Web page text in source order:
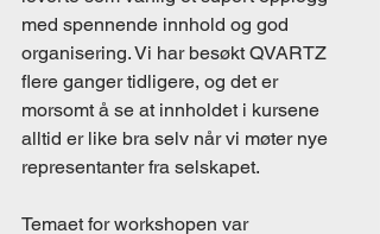
med spennende innhold og god
organisering. Vi har besøkt QVARTZ
flere ganger tidligere, og det er
morsomt å se at innholdet i kursene
alltid er like bra selv når vi møter nye
representanter fra selskapet.
Temaet for workshopen var